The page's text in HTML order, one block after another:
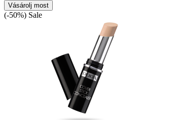
Vásárolj most
(-50%) Sale